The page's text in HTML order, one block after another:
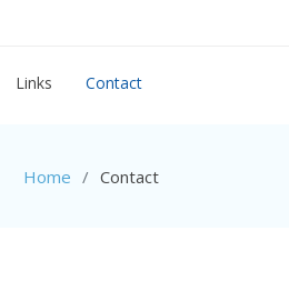
Links Contact
Home Contact